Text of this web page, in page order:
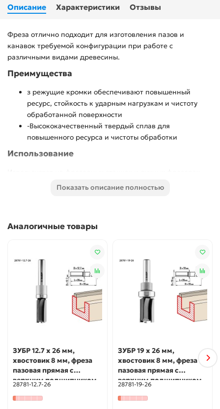
Описание Характеристики Отзывы
Фреза отлично подходит для изготовления пазов и
канавок требуемой конфигурации при работе с
различными видами древесины.
Преимущества
з режущие кромки обеспечивают повышенный
ресурс, стойкость к ударным нагрузкам и чистоту
обработанной поверхности
-Высококачественный твердый сплав для
повышенного ресурса и чистоты обработки
Использование
при обработке мебели, столярных изделий, предметов
Показать описание полностью
Аналогичные товары
ЗУБР 12.7 x 26 мм,
хвостовик 8 мм, фреза
пазовая прямая с
верхним подшипником,
Профессионал (28781-
12.7-26)
28781-12.7-26
ЗУБР 19 x 26 мм,
хвостовик 8 мм, фреза
пазовая прямая с
верхним подшипником,
Профессионал (28781-
19-26)
28781-19-26